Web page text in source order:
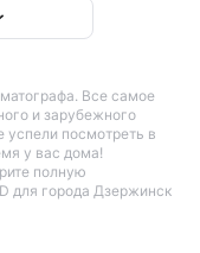
Все самое
и зарубежного
успели посмотреть в
у вас дома!
полную
для города Дзержинск